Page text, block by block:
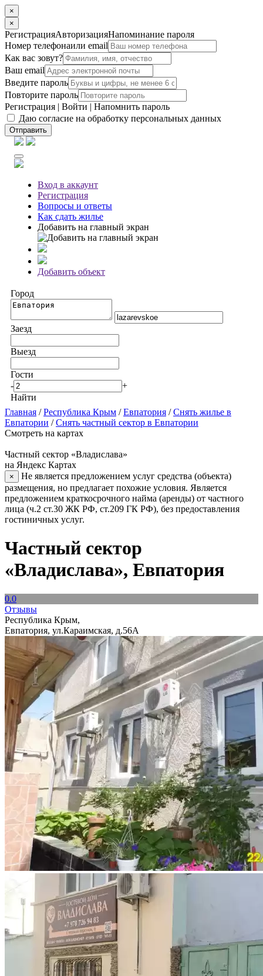
×
×
РегистрацияАвторизацияНапоминание пароля
Номер телефонаили email
Как вас зовут?
Ваш email
Введите пароль
Повторите пароль
Регистрация | Войти | Напомнить пароль
Даю согласие на обработку персональных данных
Отправить
Вход в аккаунт
Регистрация
Вопросы и ответы
Как сдать жилье
Добавить на главный экран
Добавить объект
Город
Заезд
Выезд
Гости
-
+
Найти
Главная /Республика Крым /Евпатория /Снять жилье в
Евпатории /Снять частный сектор в Евпатории
Смотреть на картах
Частный сектор «Владислава»
на Яндекс Картах
×
Не является предложением услуг средства (объекта)
размещения, но предлагает похожие условия. Является
предложением краткосрочного найма (аренды) от частного
лица (ч.2 ст.30 ЖК РФ, ст.209 ГК РФ), без предоставления
гостиничных услуг.
Частный сектор
«Владислава», Евпатория
0.0
Отзывы
Республика Крым,
Евпатория, ул.Караимская, д.56А